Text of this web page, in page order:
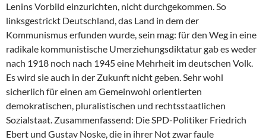
Lenins Vorbild einzurichten, nicht durchgekommen. So
linksgestrickt Deutschland, das Land in dem der
Kommunismus erfunden wurde, sein mag: für den Weg in eine
radikale kommunistische Umerziehungsdiktatur gab es weder
nach 1918 noch nach 1945 eine Mehrheit im deutschen Volk.
Es wird sie auch in der Zukunft nicht geben. Sehr wohl
sicherlich für einen am Gemeinwohl orientierten
demokratischen, pluralistischen und rechtsstaatlichen
Sozialstaat. Zusammenfassend: Die SPD-Politiker Friedrich
Ebert und Gustav Noske, die in ihrer Not zwar faule